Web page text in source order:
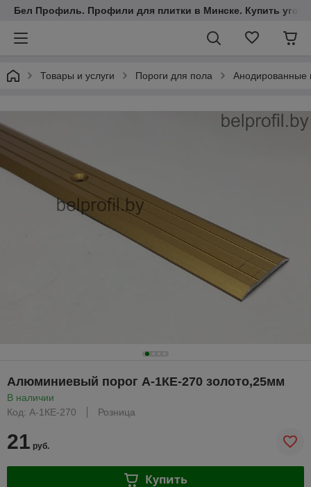
Бел Профиль. Профили для плитки в Минске. Купить
Товары и услуги Пороги для пола Анодированные
Алюминиевый порог А-1КE-270 золото,25мм
В наличии
Код: А-1КЕ-270
Розница
21 руб.
Купить